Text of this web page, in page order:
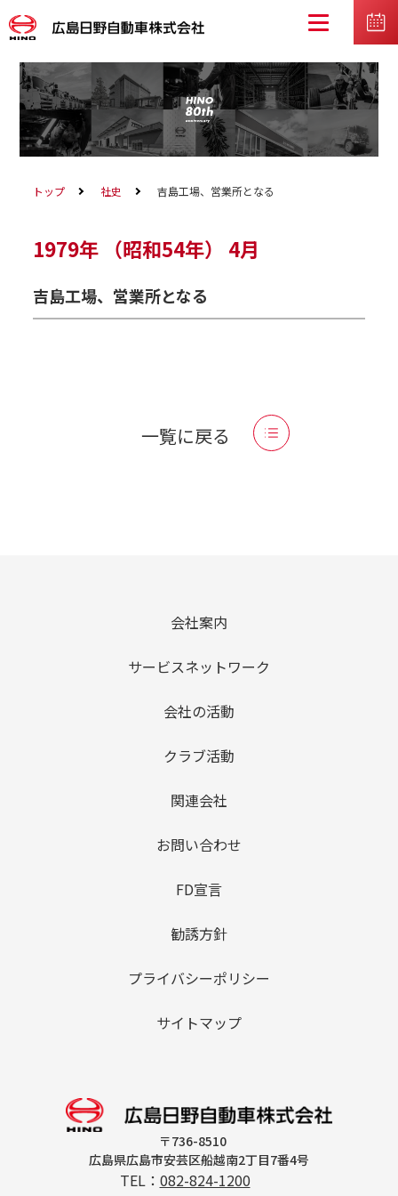
トップ 社史 吉島工場、営業所となる
1979年 （昭和54年） 4月
吉島工場、営業所となる
一覧に戻る
〒736-8510
広島県広島市安芸区船越南2丁目7番4号
TEL： 082-824-1200
会社案内
サービスネットワーク
会社の活動
クラブ活動
関連会社
お問い合わせ
FD宣言
勧誘方針
プライバシーポリシー
サイトマップ